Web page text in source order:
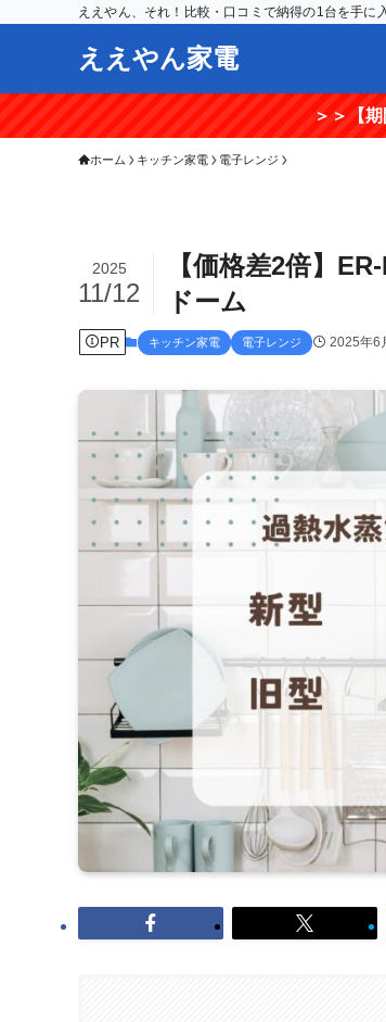
ええやん、それ！比較・口コミで納得の1台を手に
ええやん家電
＞＞【期間限定】楽天
ホーム キッチン家電 電子レンジ
【価格差2倍】
ドーム
2025
11/12
PR キッチン家電 電子レンジ 2025年6